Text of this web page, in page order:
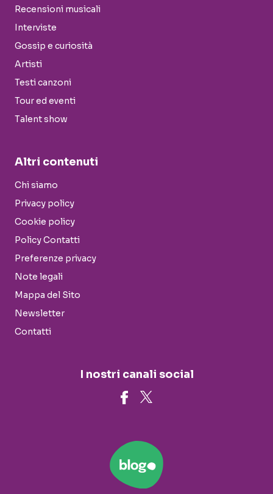
Recensioni musicali
Interviste
Gossip e curiosità
Artisti
Testi canzoni
Tour ed eventi
Talent show
Altri contenuti
Chi siamo
Privacy policy
Cookie policy
Policy Contatti
Preferenze privacy
Note legali
Mappa del Sito
Newsletter
Contatti
I nostri canali social